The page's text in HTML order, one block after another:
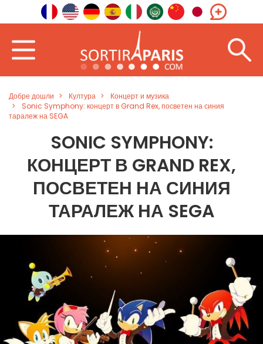
Добре дошли Култура
Концерт и музика
Sonic Symphony: концерт в Grand Rex, посветен на синия
таралеж на SEGA
SONIC SYMPHONY:
КОНЦЕРТ В GRAND REX,
ПОСВЕТЕН НА СИНИЯ
ТАРАЛЕЖ НА SEGA